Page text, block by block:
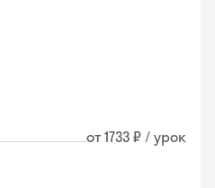
от 1733 ₽ / урок